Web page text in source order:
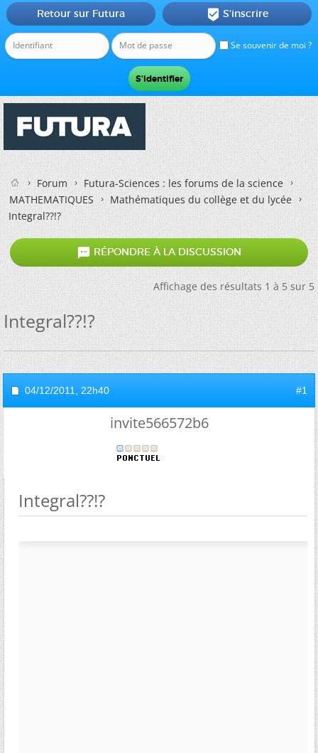
Se souvenir de moi ?
Retour sur Futura  S'inscrire
Forum
Futura-Sciences : les forums de la science
MATHEMATIQUES
Mathématiques du collège et du lycée
Integral??!?
 RÉPONDRE À LA DISCUSSION
Affichage des résultats 1 à 5 sur 5
Integral??!?
04/12/2011, 22h40 #1
invite566572b6
Integral??!?